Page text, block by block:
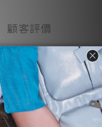
顧客評價